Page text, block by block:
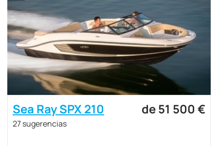
Sea Ray SPX 210
27 sugerencias
de 51 500 €